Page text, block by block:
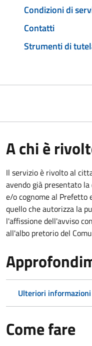
Condizioni di
Contatti
Strumenti di
A chi è
Il servizio è rivolto al
avendo già presentato
e/o cognome al Prefetto
quello che autorizza la
l'affissione dell'avviso
all'albo pretorio del
Ulteriori informazioni
Come fare